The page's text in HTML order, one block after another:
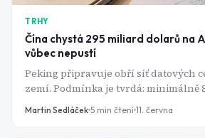
TRHY
Čína chystá 295 miliard dolarů na
vůbec nepustí
Peking připravuje obří síť datových
zemí. Podmínka je tvrdá: minimálně
musí být čínské. Pro Huawei je to
Martin Sedláček 5 min čtení 11. června